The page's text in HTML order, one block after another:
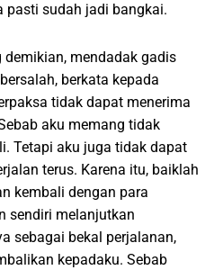
pasti sudah jadi bangkai.
mendadak gadis
berkata kepada
tidak dapat menerima
aku memang tidak
Tetapi aku juga tidak dapat
terus. Karena itu, baiklah
kembali dengan para
sendiri melanjutkan
sebagai bekal perjalanan,
kepadaku. Sebab